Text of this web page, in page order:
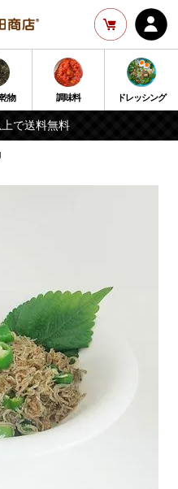
物 調味料 ドレッシング
で送料無料